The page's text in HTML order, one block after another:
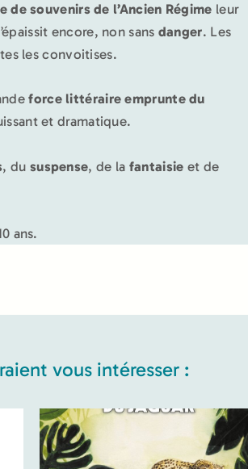
de souvenirs de l’Ancien Régime leur
encore, non sans danger. Les
les convoitises.
force littéraire emprunte du
et dramatique.
, du suspense, de la fantaisie et de
ans.
vous intéresser :